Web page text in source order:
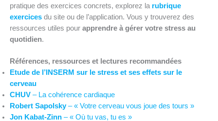
pratique des exercices concrets, explorez la rubrique
exercices du site ou de l’application. Vous y trouverez des
ressources utiles pour apprendre à gérer votre stress au
quotidien.
Références, ressources et lectures recommandées
Etude de l’INSERM sur le stress et ses effets sur le
cerveau
CHUV – La cohérence cardiaque
Robert Sapolsky– « Votre cerveau vous joue des tours »
Jon Kabat-Zinn – « Où tu vas, tu es »